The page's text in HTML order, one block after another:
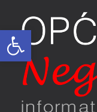
Open toolbar
content